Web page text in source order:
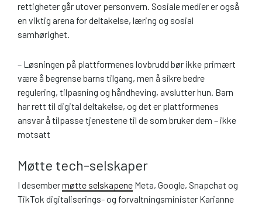
rettigheter går utover personvern. Sosiale medier er også
en viktig arena for deltakelse, læring og sosial
samhørighet.
– Løsningen på plattformenes lovbrudd bør ikke primært
være å begrense barns tilgang, men å sikre bedre
regulering, tilpasning og håndheving, avslutter hun. Barn
har rett til digital deltakelse, og det er plattformenes
ansvar å tilpasse tjenestene til de som bruker dem – ikke
motsatt
Møtte tech-selskaper
I desembermøtte selskapene Meta, Google, Snapchat og
TikTok digitaliserings- og forvaltningsminister Karianne